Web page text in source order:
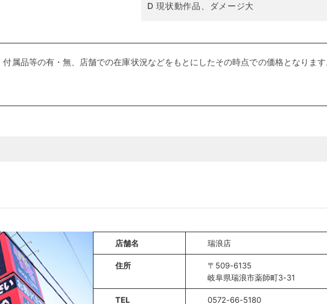
D 現状動作品、ダメージ大
属品等の有・無、店舗での在庫状況などをもとにしたその時点での価格となりま
店舗名 瑞浪店
住所
〒509-6135
岐阜県瑞浪市薬師町3-31
TEL 0572-66-5180